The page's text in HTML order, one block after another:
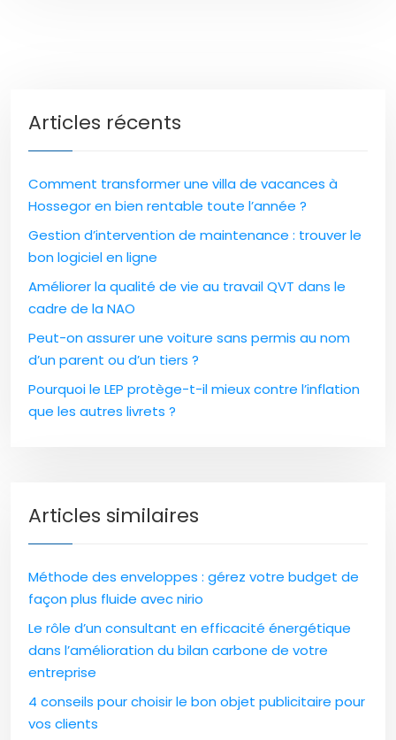
Articles récents
Comment transformer une villa de vacances à
Hossegor en bien rentable toute l’année ?
Gestion d’intervention de maintenance : trouver le
bon logiciel en ligne
Améliorer la qualité de vie au travail QVT dans le
cadre de la NAO
Peut-on assurer une voiture sans permis au nom
d’un parent ou d’un tiers ?
Pourquoi le LEP protège-t-il mieux contre l’inflation
que les autres livrets ?
Articles similaires
Méthode des enveloppes : gérez votre budget de
façon plus fluide avec nirio
Le rôle d’un consultant en efficacité énergétique
dans l’amélioration du bilan carbone de votre
entreprise
4 conseils pour choisir le bon objet publicitaire pour
vos clients